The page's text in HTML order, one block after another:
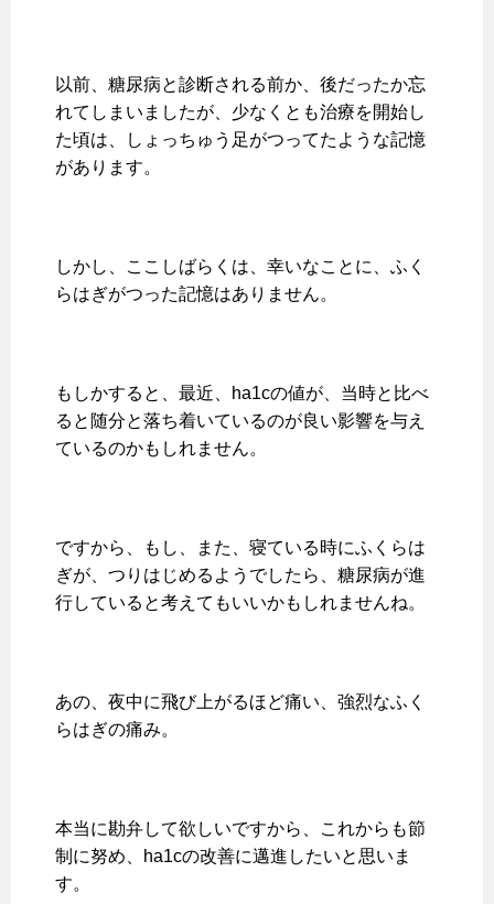
以前、糖尿病と診断される前か、後だったか忘
れてしまいましたが、少なくとも治療を開始し
た頃は、しょっちゅう足がつってたような記憶
があります。
しかし、ここしばらくは、幸いなことに、ふく
らはぎがつった記憶はありません。
もしかすると、最近、ha1cの値が、当時と比べ
ると随分と落ち着いているのが良い影響を与え
ているのかもしれません。
ですから、もし、また、寝ている時にふくらは
ぎが、つりはじめるようでしたら、糖尿病が進
行していると考えてもいいかもしれませんね。
あの、夜中に飛び上がるほど痛い、強烈なふく
らはぎの痛み。
本当に勘弁して欲しいですから、これからも節
制に努め、ha1cの改善に邁進したいと思いま
す。